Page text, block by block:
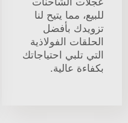
عجلات الشاحنات
للبيع، مما يتيح لنا
تزويدك بأفضل
الحلقات الفولاذية
التي تلبي احتياجاتك
بكفاءة عالية.